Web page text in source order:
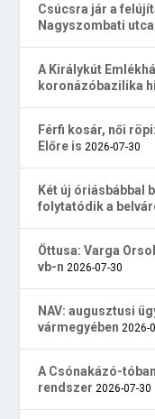
Csúcsra jár a
Nagyszombati
A Királykút
koronázóbazilika
Férfi kosár, női
Előre is 2026-07-30
Két új óriásbábbal
folytatódik a
Öttusa: Varga
vb-n 2026-07-30
NAV: augusztusi
vármegyében 2026-
A Csónakázó-
rendszer 2026-07-30